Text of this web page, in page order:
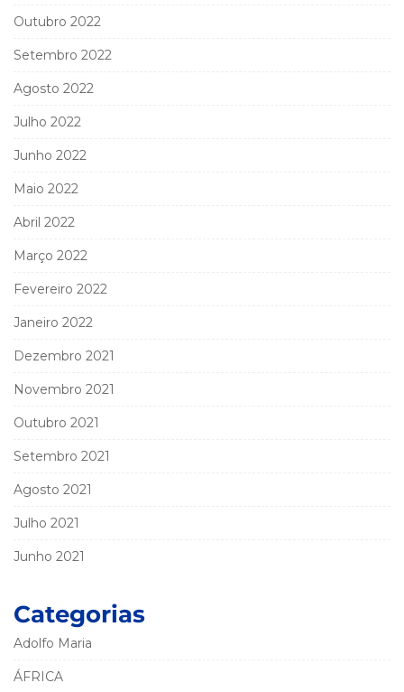
Outubro 2022
Setembro 2022
Agosto 2022
Julho 2022
Junho 2022
Maio 2022
Abril 2022
Março 2022
Fevereiro 2022
Janeiro 2022
Dezembro 2021
Novembro 2021
Outubro 2021
Setembro 2021
Agosto 2021
Julho 2021
Junho 2021
Categorias
Adolfo Maria
ÁFRICA